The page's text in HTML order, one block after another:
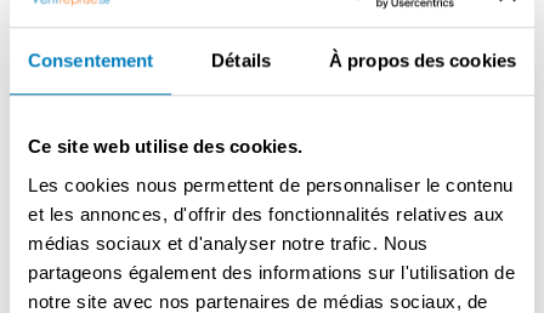
Consentement Détails À propos des cookies
Ce site web utilise des cookies.
Les cookies nous permettent de personnaliser le contenu
et les annonces, d'offrir des fonctionnalités relatives aux
médias sociaux et d'analyser notre trafic. Nous
partageons également des informations sur l'utilisation de
notre site avec nos partenaires de médias sociaux, de
potentiel dans un emplacement de premier choix, avec
de nombreuses entreprises dans le secteur. Un
agencement atmosphérique et chaleureux, 30 places
assises à l'intérieur et 30 à l'extérieur, avec une terrasse
à l'avant et à l'arrière. Cuisine entièrement équipée et
garde-manger, le congélateur et la chambre froide se